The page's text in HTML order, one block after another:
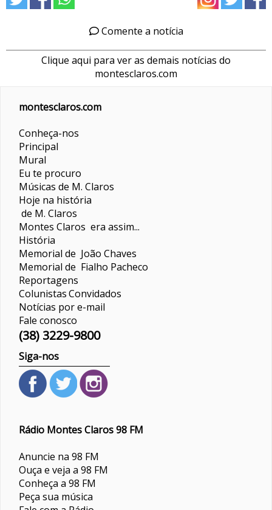
Comente a notícia
Clique aqui para ver as demais notícias do
montesclaros.com
montesclaros.com
Conheça-nos
Principal
Mural
Eu te procuro
Músicas de M. Claros
Hoje na história
de M. Claros
Montes Claros era assim...
História
Memorial de João Chaves
Memorial de Fialho Pacheco
Reportagens
ColunistasConvidados
Notícias por e-mail
Fale conosco
(38) 3229-9800
Siga-nos
Rádio Montes Claros 98 FM
Anuncie na 98 FM
Ouça e veja a 98 FM
Conheça a 98 FM
Peça sua música